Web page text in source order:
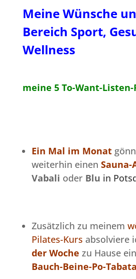
Meine Wünsche
Bereich Sport,
Wellness
meine 5 To-Want-
Ein Mal im Monat
weiterhin einen Sauna-
Vabali oder Blu in
Zusätzlich zu meinem
Pilates-Kurs absolviere
der Woche zu Hause
Bauch-Beine-Po-